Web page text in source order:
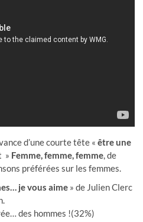
d’une courte tête «être une
» Femme, femme, femme, de
préférées sur les femmes.
je vous aime » de Julien Clerc
des hommes !(32%)